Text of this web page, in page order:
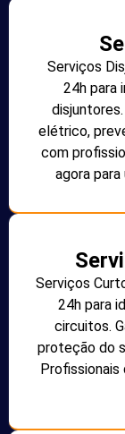
Serviços
24h para
elétrico,
com
agora
Serviços
24h para
circuitos.
proteção do